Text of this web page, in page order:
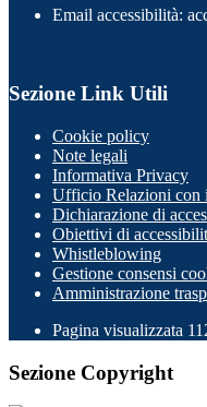
Email accessibilità:
Sezione Link Utili
Cookie policy
Note legali
Informativa Privacy
Ufficio Relazioni con
Dichiarazione di
Obiettivi di
Whistleblowing
Gestione consensi
Amministrazione
Pagina visualizzata
Sezione Copyright